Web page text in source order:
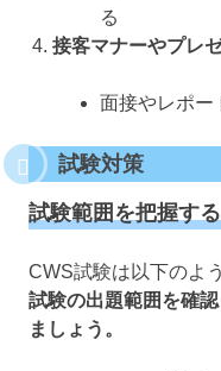
る
接客マナーやプレ
面接やレポー
試験対策
試験範囲を把握する
CWS試験は以下のよ
試験の出題範囲を確
ましょう。